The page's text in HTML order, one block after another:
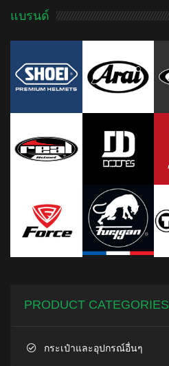
แบรนด์
PRODUCT CATEGORIES
กระเป๋าและอุปกรณ์อื่นๆ